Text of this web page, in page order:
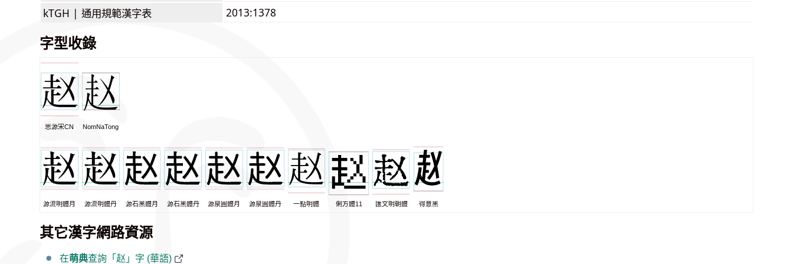
kTGH | 通用規範漢字表 2013:1378
字型收錄
思源宋CN NomNaTong
源流明體月 源流明體丹 源石黑體月 源石黑體丹 源泉圓體月 源泉圓體丹 一點明體 俐方體11 匯文明朝體 得意黑
其它漢字網路資源
在萌典查詢「赵」字 (華語)